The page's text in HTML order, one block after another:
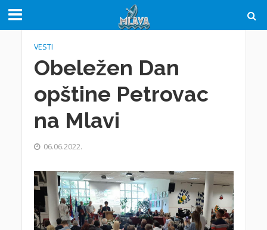
VESTI
Obeležen Dan
opštine Petrovac
na Mlavi
06.06.2022.